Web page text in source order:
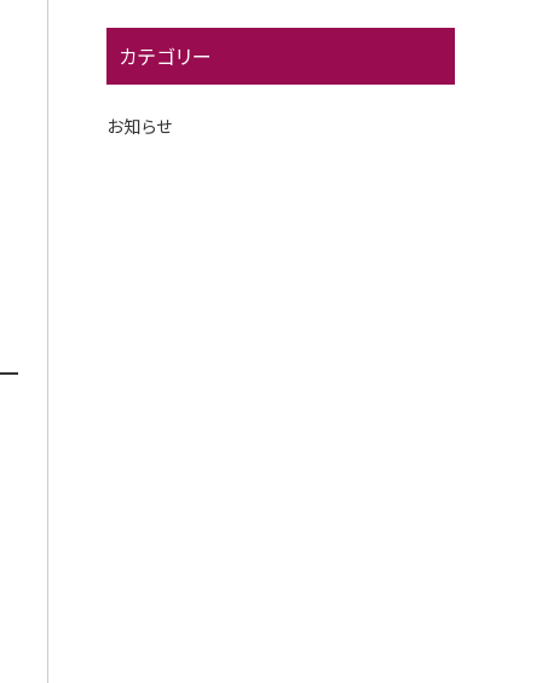
カテゴリー
お知らせ